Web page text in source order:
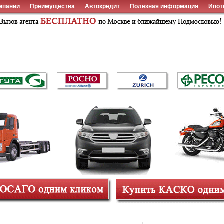
Преимущества Автокредит Полезная информация